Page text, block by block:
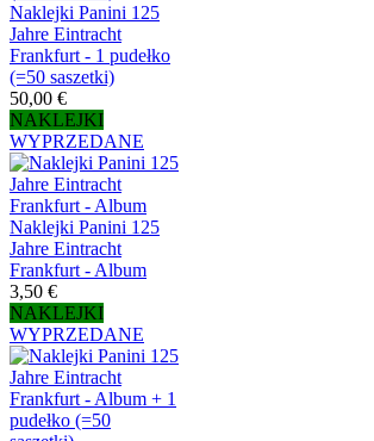
Naklejki Panini 125
Jahre Eintracht
Frankfurt - 1 pudełko
(=50 saszetki)
50,00 €
NAKLEJKI
WYPRZEDANE
Naklejki Panini 125
Jahre Eintracht
Frankfurt - Album
3,50 €
NAKLEJKI
WYPRZEDANE